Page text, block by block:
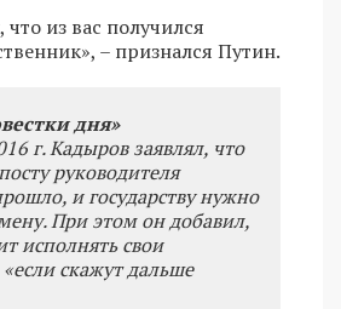
из вас получился
– признался Путин.
дня»
г. Кадыров заявлял, что
руководителя
и государству нужно
При этом он добавил,
исполнять свои
скажут дальше